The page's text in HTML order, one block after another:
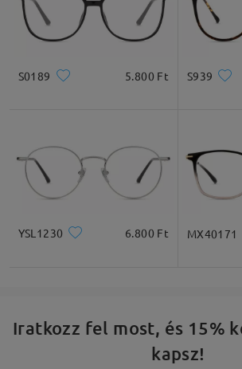
Lencseszélesség
52mm/ 2.05in
Lencsemagasság
29mm/ 1.14in
Négyzet Kerek
Termékleírás
S0189 5.800 Ft S939
YSL1230 6.800 Ft MX40171
Iratkozz fel most, és 15%
kapsz!